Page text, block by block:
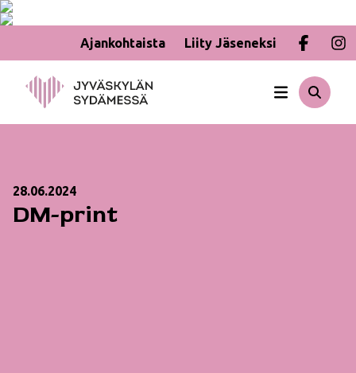
Ajankohtaista
Liity Jäseneksi
sisältöön
28.06.2024
DM-print